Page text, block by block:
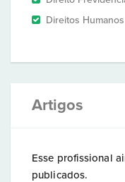
Direitos Humanos
Artigos
Esse profissional
publicados.